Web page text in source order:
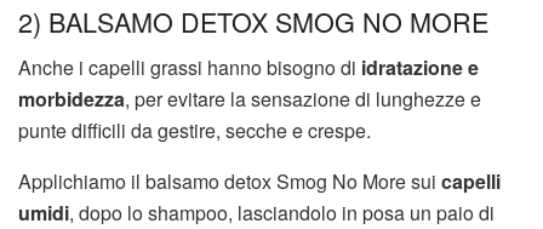
2) BALSAMO DETOX SMOG NO MORE
Anche i capelli grassi hanno bisogno di idratazione e
morbidezza, per evitare la sensazione di lunghezze e
punte difficili da gestire, secche e crespe.
Applichiamo il balsamo detox Smog No More sui capelli
umidi, dopo lo shampoo, lasciandolo in posa un paio di